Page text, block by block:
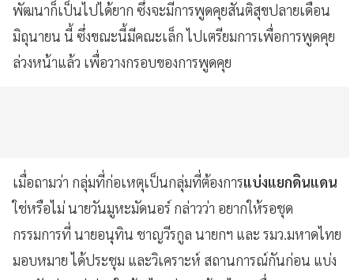
พัฒนาก็เป็นไปได้ยาก ซึ่งจะมีการพูดคุยสันติสุขปลายเดือน
มิถุนายน นี้ ซึ่งขณะนี้มีคณะเล็ก ไปเตรียมการเพื่อการพูดคุย
ล่วงหน้าแล้ว เพื่อวางกรอบของการพูดคุย
เมื่อถามว่า กลุ่มที่ก่อเหตุเป็นกลุ่มที่ต้องการแบ่งแยกดินแดน
ใช่หรือไม่ นายวันมูหะมัดนอร์ กล่าวว่า อยากให้รอชุด
กรรมการที่ นายอนุทิน ชาญวีรกูล นายกฯ และ รมว.มหาดไทย
มอบหมาย ได้ประชุม และวิเคราะห์ สถานการณ์กันก่อน แบ่ง